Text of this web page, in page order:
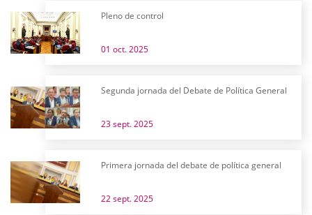
Pleno de control
01 oct. 2025
Segunda jornada del Debate de Política General
23 sept. 2025
Primera jornada del debate de política general
22 sept. 2025